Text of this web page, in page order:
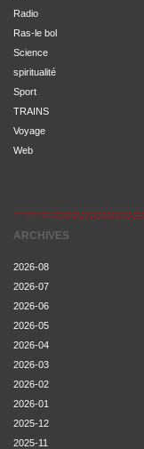
Radio
Ras-le bol
Science
spiritualité
Sport
TRAINS
Voyage
Web
ARCHIVES
2026-08
2026-07
2026-06
2026-05
2026-04
2026-03
2026-02
2026-01
2025-12
2025-11